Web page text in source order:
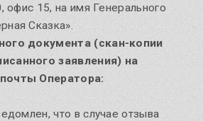
офис 15, на имя Генерального
Сказка».
документа (скан-копии
заявления) на
Оператора:
что в случае отзыва